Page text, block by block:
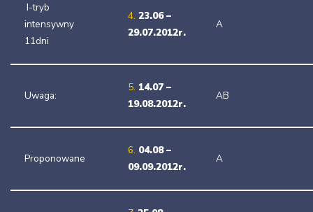
I-tryb
intensywny
11dni
4. 23.06 –
29.07.2012r.
A
Uwaga:
5. 14.07 –
19.08.2012r.
AB
Proponowane
6. 04.08 –
09.09.2012r.
A